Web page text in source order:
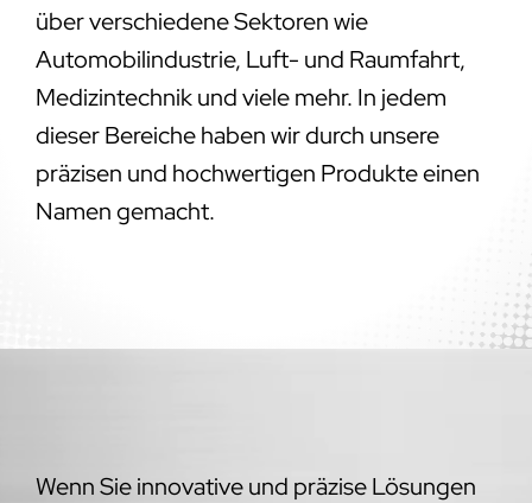
über verschiedene Sektoren wie
Automobilindustrie, Luft- und Raumfahrt,
Medizintechnik und viele mehr. In jedem
dieser Bereiche haben wir durch unsere
präzisen und hochwertigen Produkte einen
Namen gemacht.
Wenn Sie innovative und präzise Lösungen